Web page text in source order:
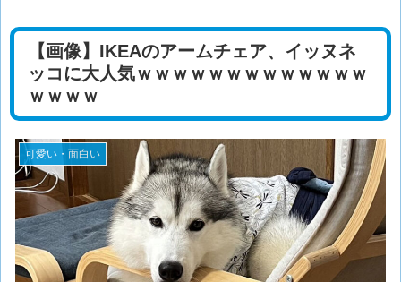
【画像】IKEAのアームチェア、イッヌネ
ッコに大人気ｗｗｗｗｗｗｗｗｗｗｗｗｗ
ｗｗｗｗ
可愛い・面白い